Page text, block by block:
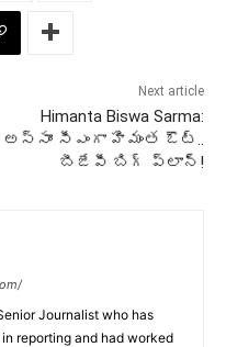
Next article
Himanta Biswa Sarma:
అస్సాం సీఎంగా హిమంత ఔట్..
బీజేపీ బిగ్ ప్లాన్!
Journalist who has
reporting and had worked